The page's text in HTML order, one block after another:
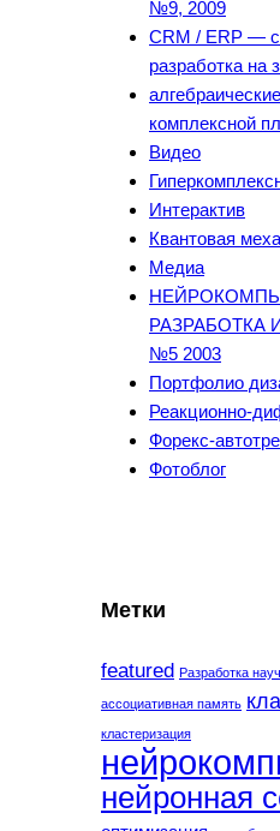
№9, 2009
CRM / ERP —
разработка на
комплексной
Видео
Интерактив
Квантовая
Медиа
РАЗРАБОТКА
№5 2003
Портфолио
Реакционно-
Форекс-
Фотоблог
Метки
featured Разработка
ассоциативная память
кластеризация
нейронная